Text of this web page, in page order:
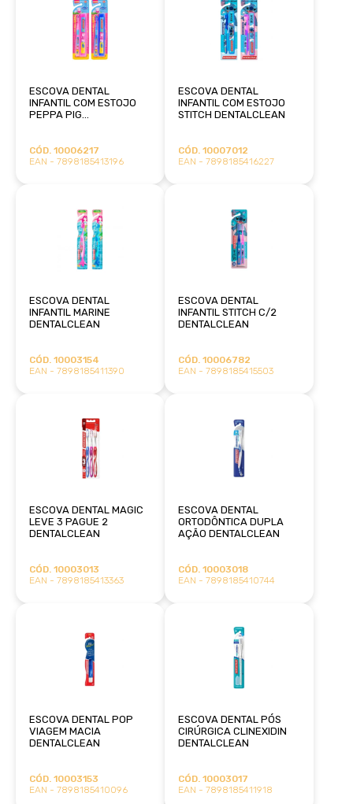
ESCOVA DENTAL
INFANTIL COM ESTOJO
PEPPA PIG
CÓD. 10006217
EAN - 7898185413196
ESCOVA DENTAL
INFANTIL COM ESTOJO
STITCH DENTALCLEAN
CÓD. 10007012
EAN - 7898185416227
ESCOVA DENTAL
INFANTIL MARINE
DENTALCLEAN
CÓD. 10003154
EAN - 7898185411390
ESCOVA DENTAL
INFANTIL STITCH C/2
DENTALCLEAN
CÓD. 10006782
EAN - 7898185415503
ESCOVA DENTAL MAGIC
LEVE 3 PAGUE 2
DENTALCLEAN
CÓD. 10003013
EAN - 7898185413363
ESCOVA DENTAL
ORTODÔNTICA DUPLA
AÇÃO DENTALCLEAN
CÓD. 10003018
EAN - 7898185410744
ESCOVA DENTAL POP
VIAGEM MACIA
DENTALCLEAN
CÓD. 10003153
EAN - 7898185410096
ESCOVA DENTAL PÓS
CIRÚRGICA CLINEXIDIN
DENTALCLEAN
CÓD. 10003017
EAN - 7898185411918